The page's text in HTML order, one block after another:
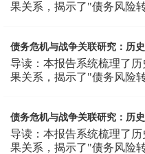
果关系，揭示了"债务风险
债务危机与战争关联研究：历
导读：本报告系统梳理了
果关系，揭示了"债务风险
债务危机与战争关联研究：历
导读：本报告系统梳理了
果关系，揭示了"债务风险